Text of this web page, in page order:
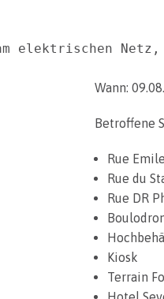
elektrischen
Wann:
Betroffene
Rue
Rue du
Rue DR
Kiosk
Terrain